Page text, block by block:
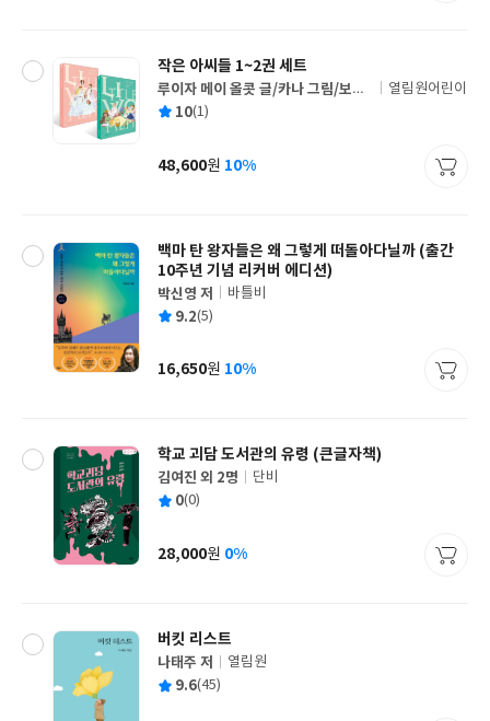
작은 아씨들 1~2권 세트
글
쓴
루이자 메이 올콧 글/카나 그림/보탬
역
출
사
열림원어린이
평 10(1)
가
48,600원 10%
백마 탄 왕자들은 왜 그렇게 떠돌아다닐까 (출간
10주년 기념 리커버 에디션)
글
쓴
박신영 저
출
사
바틀비
평 9.2(5)
가
16,650원 10%
학교 괴담 도서관의 유령 (큰글자책)
글
쓴
김여진 외 2명
출
사
단비
평 0(0)
가
28,000원 0%
버킷 리스트
글
쓴
나태주 저
출
열림원
평 9.6(45)